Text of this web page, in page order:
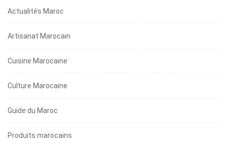
Actualités Maroc
Artisanat Marocain
Cuisine Marocaine
Culture Marocaine
Guide du Maroc
Produits marocains